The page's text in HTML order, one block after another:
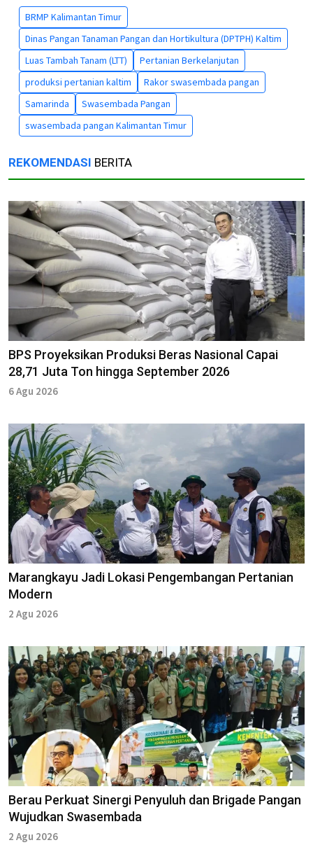
BRMP Kalimantan Timur
Dinas Pangan Tanaman Pangan dan Hortikultura (DPTPH) Kaltim
Luas Tambah Tanam (LTT)
Pertanian Berkelanjutan
produksi pertanian kaltim
Rakor swasembada pangan
Samarinda
Swasembada Pangan
swasembada pangan Kalimantan Timur
REKOMENDASI BERITA
BPS Proyeksikan Produksi Beras Nasional Capai
28,71 Juta Ton hingga September 2026
6 Agu 2026
Marangkayu Jadi Lokasi Pengembangan Pertanian
Modern
2 Agu 2026
Berau Perkuat Sinergi Penyuluh dan Brigade Pangan
Wujudkan Swasembada
2 Agu 2026